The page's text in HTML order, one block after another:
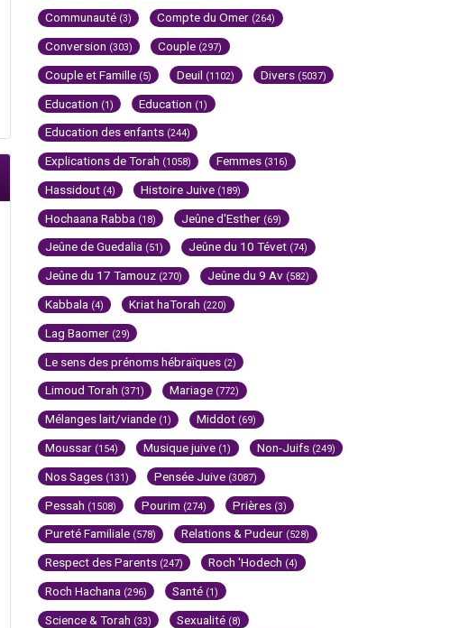
Communauté (3) Compte du Omer (264)
Conversion (303) Couple (297)
Couple et Famille (5) Deuil (1102) Divers (5037)
Education (1) Education (1)
Education des enfants (244)
Explications de Torah (1058) Femmes (316)
Hassidout (4) Histoire Juive (189)
Hochaana Rabba (18) Jeûne d'Esther (69)
Jeûne de Guedalia (51) Jeûne du 10 Tévet (74)
Jeûne du 17 Tamouz (270) Jeûne du 9 Av (582)
Kabbala (4) Kriat haTorah (220)
Lag Baomer (29)
Le sens des prénoms hébraïques (2)
Limoud Torah (371) Mariage (772)
Mélanges lait/viande (1) Middot (69)
Moussar (154) Musique juive (1) Non-Juifs (249)
Nos Sages (131) Pensée Juive (3087)
Pessah (1508) Pourim (274) Prières (3)
Pureté Familiale (578) Relations & Pudeur (528)
Respect des Parents (247) Roch 'Hodech (4)
Roch Hachana (296) Santé (1)
Science & Torah (33) Sexualité (8)